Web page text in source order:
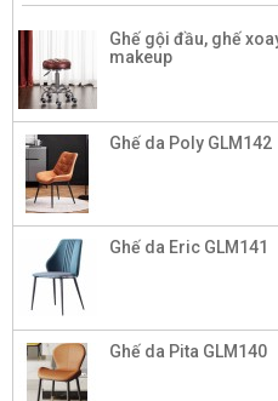
Ghế gội đầu, ghế
makeup
Ghế da Poly GLM142
Ghế da Eric GLM141
Ghế da Pita GLM140